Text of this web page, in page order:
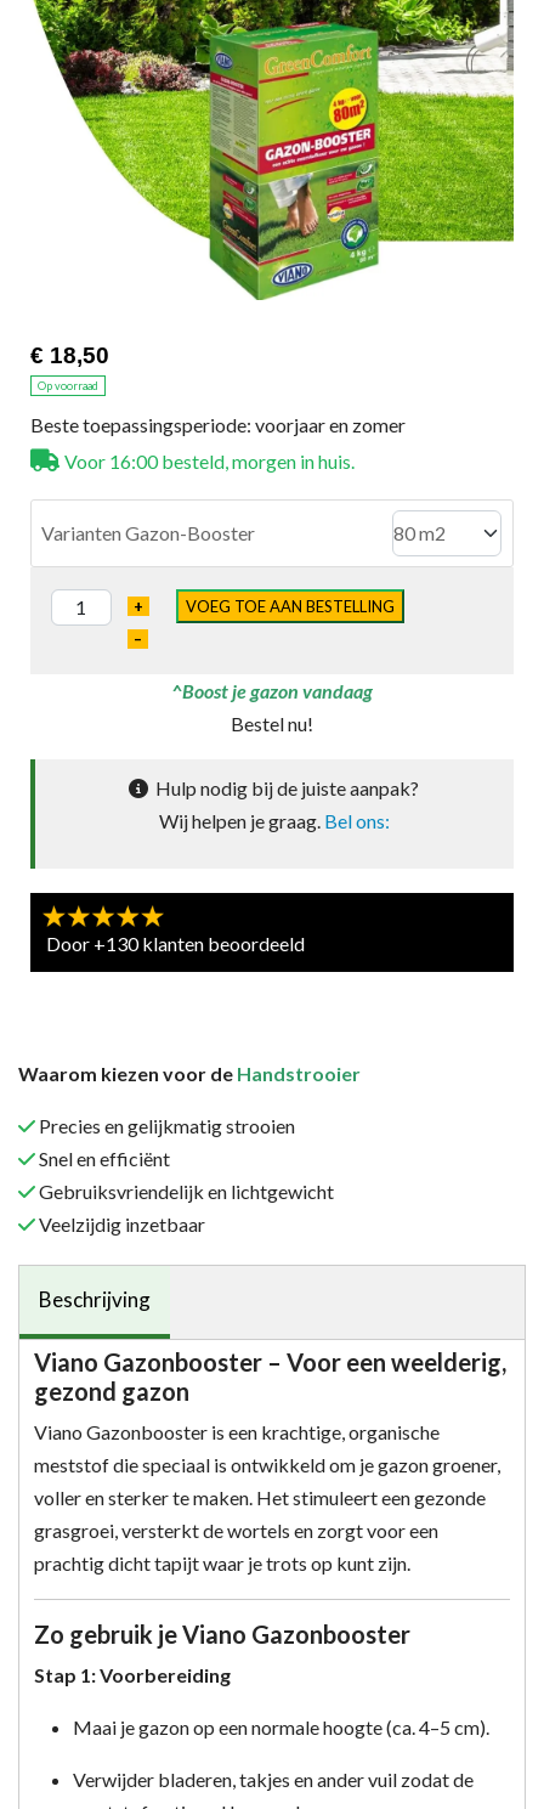
€ 18,50
Op voorraad
Beste toepassingsperiode: voorjaar en zomer
Voor 16:00 besteld, morgen in huis.
Varianten Gazon-Booster
+
–
VOEG TOE AAN BESTELLING
^Boost je gazon vandaag
Bestel nu!
Hulp nodig bij de juiste aanpak?
Wij helpen je graag. Bel ons:
Door +130 klanten beoordeeld
Waarom kiezen voor de Handstrooier
Precies en gelijkmatig strooien
Snel en efficiënt
Gebruiksvriendelijk en lichtgewicht
Veelzijdig inzetbaar
Beschrijving
Viano Gazonbooster – Voor een weelderig,
gezond gazon
Viano Gazonbooster is een krachtige, organische
meststof die speciaal is ontwikkeld om je gazon groener,
voller en sterker te maken. Het stimuleert een gezonde
grasgroei, versterkt de wortels en zorgt voor een
prachtig dicht tapijt waar je trots op kunt zijn.
Zo gebruik je Viano Gazonbooster
Stap 1: Voorbereiding
Maai je gazon op een normale hoogte (ca. 4–5 cm).
Verwijder bladeren, takjes en ander vuil zodat de